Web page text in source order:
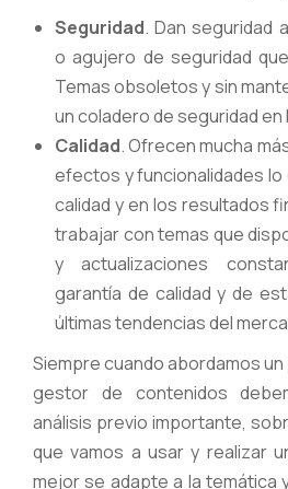
Seguridad. Dan seguridad
o agujero de seguridad
Temas obsoletos y sin
un coladero de seguridad en
Calidad. Ofrecen mucha
efectos y funcionalidades
calidad y en los resultados
trabajar con temas que
y actualizaciones
garantía de calidad y de
últimas tendencias del
Siempre cuando abordamos
gestor de contenidos
análisis previo importante,
que vamos a usar y realizar
mejor se adapte a la temática